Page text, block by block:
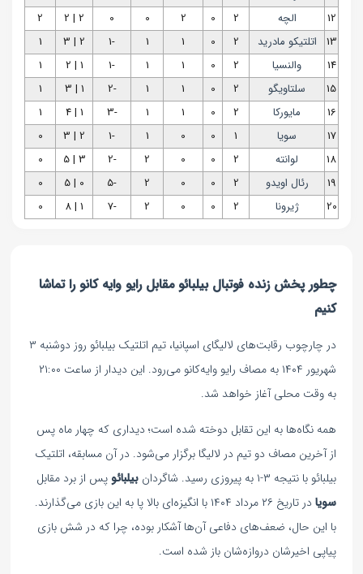
12
الچه 2
0
2
0
0
2 | 2
2
13
اتلتیکو مادرید 2
0
1
1
-1
2 | 3
1
14
والنسیا 2
0
1
1
-1
1 | 2
1
15
سلتاویگو 2
0
1
1
-2
1 | 3
1
16
مایورکا 2
0
1
1
-3
1 | 4
1
17
سویا 1
0
0
1
-1
2 | 3
0
18
لوانته 2
0
0
2
-2
3 | 5
0
19
رئال اویدو 2
0
0
2
-5
0 | 5
0
20
ژیرونا 2
0
0
2
-7
1 | 8
0
چطور پخش زنده فوتبال بیلبائو مقابل رایو وایه کانو را تماشا
کنیم
در چارچوب رقابت‌های لالیگای اسپانیا، تیم اتلتیک بیلبائو روز دوشنبه ۳
شهریور ۱۴۰۴ به مصاف رایو وایه‌کانو می‌رود. این دیدار از ساعت ۲۱:۰۰
به وقت محلی آغاز خواهد شد.
همه نگاه‌ها به این تقابل دوخته شده است؛ دیداری که چهار ماه پس
از آخرین مصاف دو تیم در لالیگا برگزار می‌شود. در آن مسابقه، اتلتیک
بیلبائو با نتیجه ۳-۱ به پیروزی رسید. شاگردان
بیلبائو پس از برد مقابل
سویا
در تاریخ ۲۶ مرداد ۱۴۰۴ با انگیزه‌ای بالا پا به این بازی می‌گذارند.
با این حال، ضعف‌های دفاعی آن‌ها آشکار بوده، چرا که در شش بازی
پیاپی اخیرشان دروازه‌شان باز شده است.